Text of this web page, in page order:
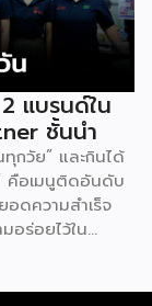
ดร้านใหม่ (New
เงินลงทุน 4-6
บาท/เดือน
สร้างรายได้
น FC2 บริหาร
แบรนด์ใน
ชั้นนำ
กวัย” และกินได้
คือเมนูติดอันดับ
ดความสำเร็จ
อร่อยไว้ใน